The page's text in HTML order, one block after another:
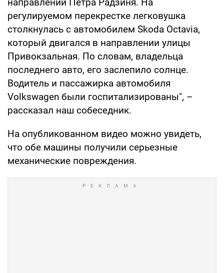
регулируемом перекрестке легковушка
столкнулась с автомобилем Skoda Octavia,
который двигался в направлении улицы
Привокзальная. По словам, владельца
последнего авто, его заслепило солнце.
Водитель и пассажирка автомобиля
Volkswagen были госпитализированы", –
рассказал наш собеседник.
На опубликованном видео можно увидеть,
что обе машины получили серьезные
механические повреждения.